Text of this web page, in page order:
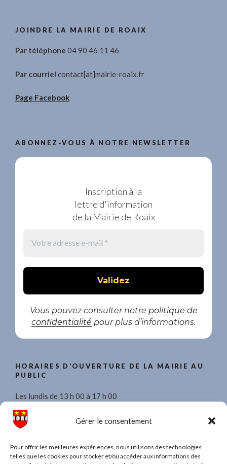
Gérer le consentement
Pour offrir les meilleures expériences, nous utilisons des technologies
telles que les cookies pour stocker et/ou accéder aux informations des
JOINDRE LA MAIRIE DE ROAIX
Par téléphone 04 90 46 11 46
Par courriel contact[at]mairie-roaix.fr
Page Facebook
ABONNEZ-VOUS À NOTRE NEWSLETTER
Inscription à la
lettre d'information
de la Mairie de Roaix
Vous pouvez consulter notre politique de
confidentialité pour plus d’informations.
HORAIRES D’OUVERTURE DE LA MAIRIE AU
PUBLIC
Les lundis de 13 h 00 à 17 h 00
Les mercredis de 8 h 30 à 11 h 30 et de 13 h 00 à 17 h 00.
Les vendredis de 13 h 00 à 17 h 00